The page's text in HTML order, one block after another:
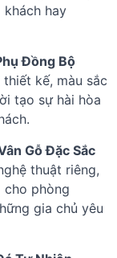
hay
Đồng Bộ
kế, màu sắc
tạo sự hài hòa
Gỗ Đặc Sắc
thuật riêng,
cho phòng
gia chủ yêu